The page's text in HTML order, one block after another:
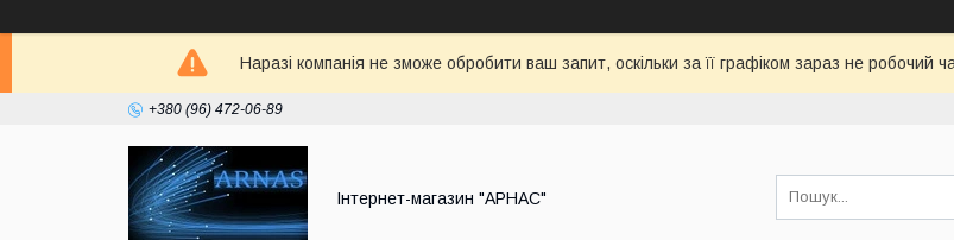
Наразі компанія не зможе обробити ваш запит, оскільки за її графіком зараз не
+380 (96) 472-06-89
Інтернет-магазин "АРНАС"